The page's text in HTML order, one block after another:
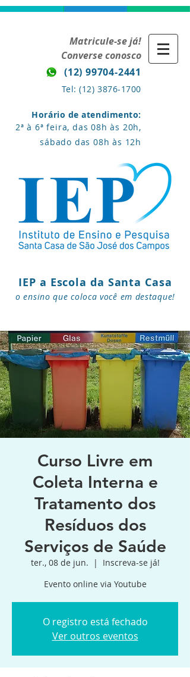
Matricule-se já!
Converse conosco
(12) 99704-2441
Tel:(12) 3876-1700
Horário de atendimento:
2ª à 6ª feira, das 08h às 20h,
sábado das 08h às 12h
IEP a Escola da Santa Casa
o ensino que coloca você em destaque!
Curso Livre em
Coleta Interna e
Tratamento dos
Resíduos dos
Serviços de Saúde
ter., 08 de jun.
  |
Inscreva-se já!
Evento online via Youtube
O registro está fechado
Ver outros eventos